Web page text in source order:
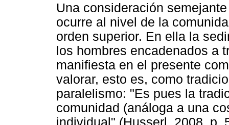
Una consideración
ocurre al nivel de la
orden superior. En ella la
los hombres encadenados a
manifiesta en el presente
valorar, esto es, como
paralelismo: "Es pues la
comunidad (análoga a una
individual" (Husserl, 2008, p.